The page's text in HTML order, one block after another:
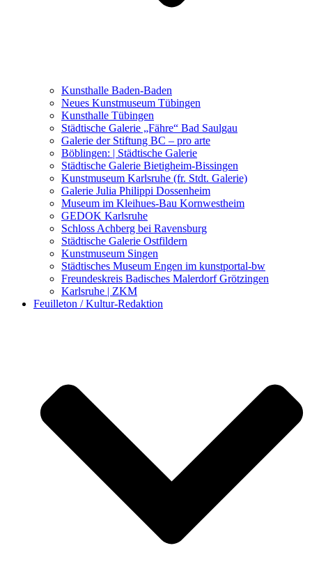
Was seither geschah
Kunstwettbewerbe, Ausschreibungen für Künstler
Kunsthalle Baden-Baden
Neues Kunstmuseum Tübingen
Kunsthalle Tübingen
Städtische Galerie „Fähre“ Bad Saulgau
Galerie der Stiftung BC – pro arte
Böblingen: | Städtische Galerie
Städtische Galerie Bietigheim-Bissingen
Kunstmuseum Karlsruhe (fr. Stdt. Galerie)
Galerie Julia Philippi Dossenheim
Museum im Kleihues-Bau Kornwestheim
GEDOK Karlsruhe
Schloss Achberg bei Ravensburg
Städtische Galerie Ostfildern
Kunstmuseum Singen
Städtisches Museum Engen im kunstportal-bw
Freundeskreis Badisches Malerdorf Grötzingen
Karlsruhe | ZKM
Feuilleton / Kultur-Redaktion